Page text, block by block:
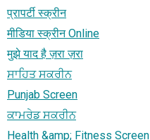
प्रापर्टी स्क्रीन
मीडिया स्क्रीन Online
मुझे याद है ज़रा ज़रा
ਸਾਹਿਤ ਸਕਰੀਨ
Punjab Screen
ਕਾਮਰੇਡ ਸਕਰੀਨ
Health &amp; Fitness Screen